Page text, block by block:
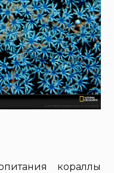
кораллы